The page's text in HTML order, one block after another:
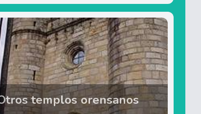
templos orensanos